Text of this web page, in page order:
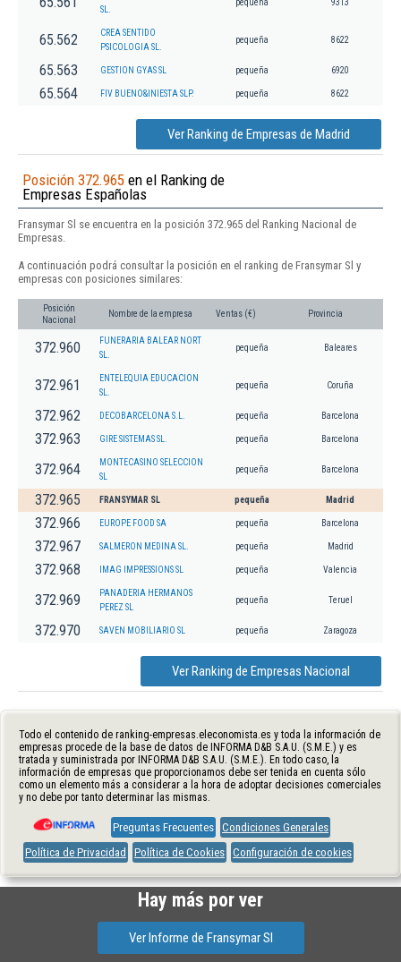
SL.
pequeña 9313
65.562
CREA SENTIDO
PSICOLOGIA SL.
pequeña 8622
65.563 GESTION GYAS SL pequeña 6920
65.564 FIV BUENO&INIESTA SLP. pequeña 8622
Ver Ranking de Empresas de Madrid
Posición 372.965 en el Ranking de
Empresas Españolas
Fransymar Sl se encuentra en la posición 372.965 del Ranking Nacional de
Empresas.
A continuación podrá consultar la posición en el ranking de Fransymar Sl y
empresas con posiciones similares:
Posición
Nacional
Nombre de la empresa Ventas (€) Provincia
372.960
FUNERARIA BALEAR NORT
SL.
pequeña Baleares
372.961
ENTELEQUIA EDUCACION
SL.
pequeña Coruña
372.962 DECOBARCELONA S.L. pequeña Barcelona
372.963 GIRE SISTEMAS SL. pequeña Barcelona
372.964
MONTECASINO SELECCION
SL
pequeña Barcelona
372.965 FRANSYMAR SL pequeña Madrid
372.966 EUROPE FOOD SA pequeña Barcelona
372.967 SALMERON MEDINA SL. pequeña Madrid
372.968 IMAG IMPRESSIONS SL pequeña Valencia
372.969
PANADERIA HERMANOS
PEREZ SL
pequeña Teruel
372.970 SAVEN MOBILIARIO SL pequeña Zaragoza
Ver Ranking de Empresas Nacional
Todo el contenido de ranking-empresas.eleconomista.es y toda la información de
empresas procede de la base de datos de INFORMA D&B S.A.U. (S.M.E.) y es
tratada y suministrada por INFORMA D&B S.A.U. (S.M.E.). En todo caso, la
información de empresas que proporcionamos debe ser tenida en cuenta sólo
como un elemento más a considerar a la hora de adoptar decisiones comerciales
y no debe por tanto determinar las mismas.
Preguntas Frecuentes Condiciones Generales
Política de Privacidad
Política de Cookies Configuración de cookies
Hay más por ver
Ver Informe de Fransymar Sl